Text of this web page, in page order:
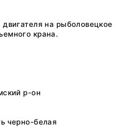
на рыболовецкое
крана.
р-он
черно-белая